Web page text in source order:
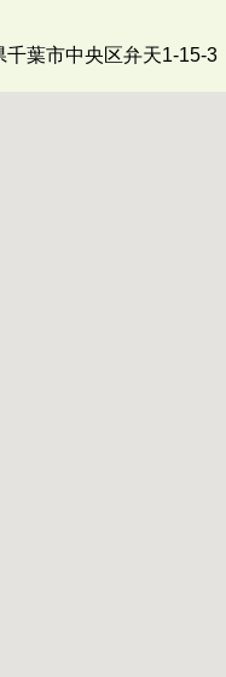
葉市中央区弁天1-15-3